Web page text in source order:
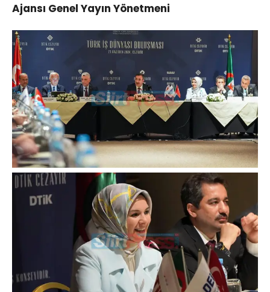
Ajansı Genel Yayın Yönetmeni